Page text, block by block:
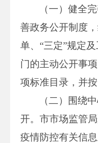
（一）健全
善政务公开制度
单、“三定”规定
门的主动公开事
项标准目录，并
（二）围绕
开。市市场监管
疫情防控有关信